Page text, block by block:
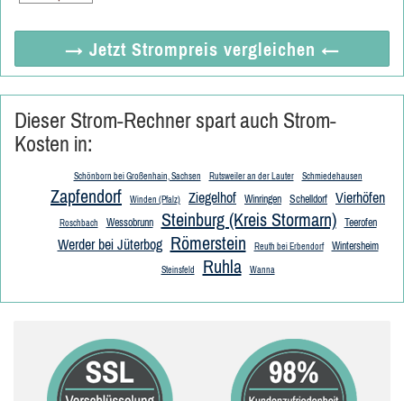
→ Jetzt Strompreis vergleichen ←
Dieser Strom-Rechner spart auch Strom-
Kosten in:
Schönborn bei Großenhain, Sachsen Rutsweiler an der Lauter Schmiedehausen
Zapfendorf Winden (Pfalz) Ziegelhof Winringen Schelldorf Vierhöfen
Roschbach Wessobrunn Steinburg (Kreis Stormarn) Teerofen
Werder bei Jüterbog Römerstein Reuth bei Erbendorf Wintersheim
Steinsfeld Ruhla Wanna